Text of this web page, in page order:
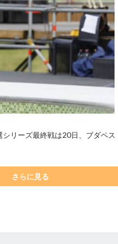
シリーズ最終戦は20日、ブダペ
さらに見る